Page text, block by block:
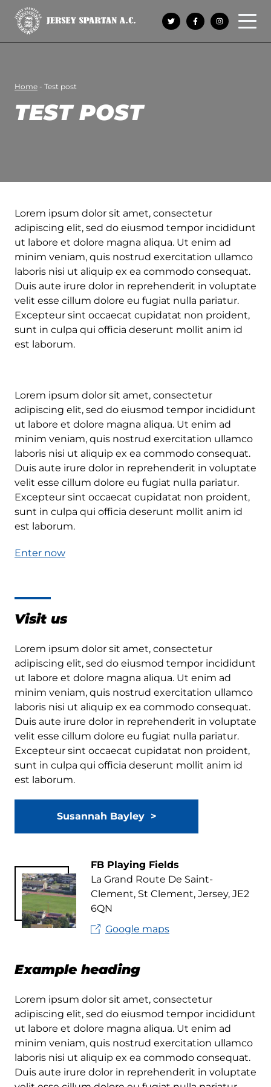
Open
Home - Test post
TEST POST
Lorem ipsum dolor sit amet, consectetur
adipiscing elit, sed do eiusmod tempor incididunt
ut labore et dolore magna aliqua. Ut enim ad
minim veniam, quis nostrud exercitation ullamco
laboris nisi ut aliquip ex ea commodo consequat.
Duis aute irure dolor in reprehenderit in voluptate
velit esse cillum dolore eu fugiat nulla pariatur.
Excepteur sint occaecat cupidatat non proident,
sunt in culpa qui officia deserunt mollit anim id
est laborum.
Lorem ipsum dolor sit amet, consectetur
adipiscing elit, sed do eiusmod tempor incididunt
ut labore et dolore magna aliqua. Ut enim ad
minim veniam, quis nostrud exercitation ullamco
laboris nisi ut aliquip ex ea commodo consequat.
Duis aute irure dolor in reprehenderit in voluptate
velit esse cillum dolore eu fugiat nulla pariatur.
Excepteur sint occaecat cupidatat non proident,
sunt in culpa qui officia deserunt mollit anim id
est laborum.
Enter now
Visit us
Lorem ipsum dolor sit amet, consectetur
adipiscing elit, sed do eiusmod tempor incididunt
ut labore et dolore magna aliqua. Ut enim ad
minim veniam, quis nostrud exercitation ullamco
laboris nisi ut aliquip ex ea commodo consequat.
Duis aute irure dolor in reprehenderit in voluptate
velit esse cillum dolore eu fugiat nulla pariatur.
Excepteur sint occaecat cupidatat non proident,
sunt in culpa qui officia deserunt mollit anim id
est laborum.
Susannah Bayley
FB Playing Fields
La Grand Route De Saint-
Clement, St Clement, Jersey, JE2
6QN
Google maps
Example heading
Lorem ipsum dolor sit amet, consectetur
adipiscing elit, sed do eiusmod tempor incididunt
ut labore et dolore magna aliqua. Ut enim ad
minim veniam, quis nostrud exercitation ullamco
laboris nisi ut aliquip ex ea commodo consequat.
Duis aute irure dolor in reprehenderit in voluptate